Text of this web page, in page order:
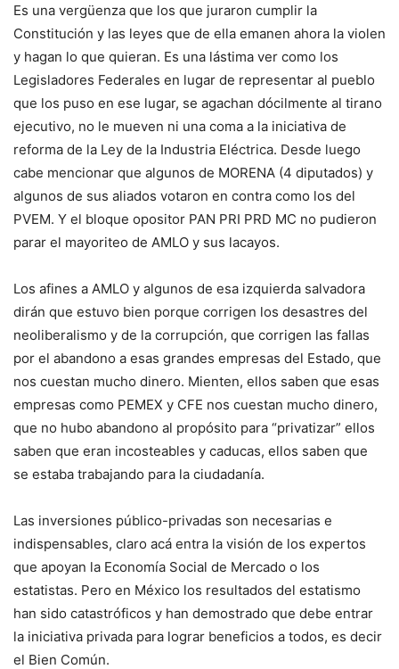
Es una vergüenza que los que juraron cumplir la
Constitución y las leyes que de ella emanen ahora la violen
y hagan lo que quieran. Es una lástima ver como los
Legisladores Federales en lugar de representar al pueblo
que los puso en ese lugar, se agachan dócilmente al tirano
ejecutivo, no le mueven ni una coma a la iniciativa de
reforma de la Ley de la Industria Eléctrica. Desde luego
cabe mencionar que algunos de MORENA (4 diputados) y
algunos de sus aliados votaron en contra como los del
PVEM. Y el bloque opositor PAN PRI PRD MC no pudieron
parar el mayoriteo de AMLO y sus lacayos.
Los afines a AMLO y algunos de esa izquierda salvadora
dirán que estuvo bien porque corrigen los desastres del
neoliberalismo y de la corrupción, que corrigen las fallas
por el abandono a esas grandes empresas del Estado, que
nos cuestan mucho dinero. Mienten, ellos saben que esas
empresas como PEMEX y CFE nos cuestan mucho dinero,
que no hubo abandono al propósito para “privatizar” ellos
saben que eran incosteables y caducas, ellos saben que
se estaba trabajando para la ciudadanía.
Las inversiones público-privadas son necesarias e
indispensables, claro acá entra la visión de los expertos
que apoyan la Economía Social de Mercado o los
estatistas. Pero en México los resultados del estatismo
han sido catastróficos y han demostrado que debe entrar
la iniciativa privada para lograr beneficios a todos, es decir
el Bien Común.